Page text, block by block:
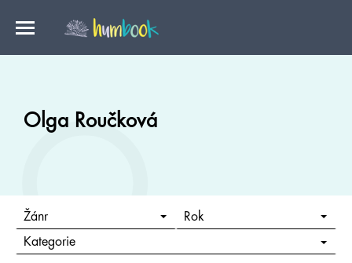
Olga Roučková
Žánr Rok
Kategorie